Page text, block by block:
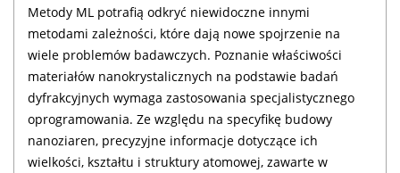
Metody ML potrafią odkryć niewidoczne innymi
metodami zależności, które dają nowe spojrzenie na
wiele problemów badawczych. Poznanie właściwości
materiałów nanokrystalicznych na podstawie badań
dyfrakcyjnych wymaga zastosowania specjalistycznego
oprogramowania. Ze względu na specyfikę budowy
nanoziaren, precyzyjne informacje dotyczące ich
wielkości, kształtu i struktury atomowej, zawarte w